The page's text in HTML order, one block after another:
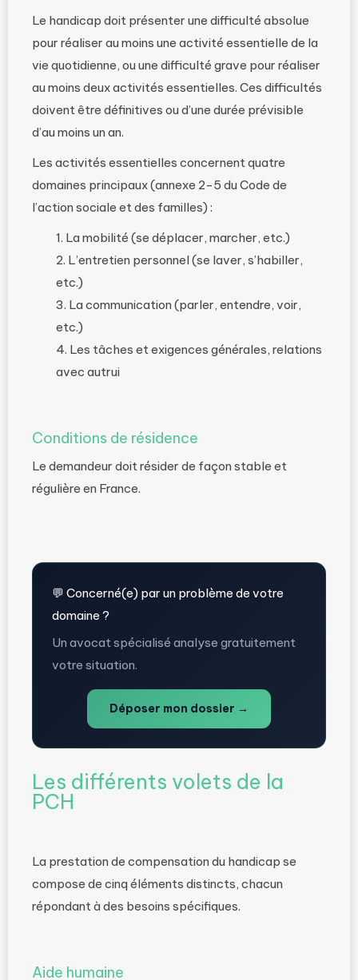
Le handicap doit présenter une difficulté absolue
pour réaliser au moins une activité essentielle de la
vie quotidienne, ou une difficulté grave pour réaliser
au moins deux activités essentielles. Ces difficultés
doivent être définitives ou d’une durée prévisible
d’au moins un an.
Les activités essentielles concernent quatre
domaines principaux (annexe 2-5 du Code de
l’action sociale et des familles) :
La mobilité (se déplacer, marcher, etc.)
L’entretien personnel (se laver, s’habiller,
etc.)
La communication (parler, entendre, voir,
etc.)
Les tâches et exigences générales, relations
avec autrui
Conditions de résidence
Le demandeur doit résider de façon stable et
régulière en France.
💬 Concerné(e) par un problème de votre
domaine ?
Un avocat spécialisé analyse gratuitement
votre situation.
Déposer mon dossier →
Les différents volets de la
PCH
La prestation de compensation du handicap se
compose de cinq éléments distincts, chacun
répondant à des besoins spécifiques.
Aide humaine